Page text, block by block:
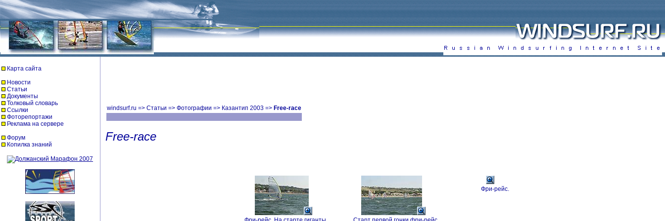
Карта сайта
Новости
Статьи
Документы
Толковый словарь
Ссылки
Фоторепортажи
Реклама на сервере
Форум
Копилка знаний
windsurf.ru => Статьи => Фотографии => Казантип 2003 => Free-race
Free-race
Фри-рейс.